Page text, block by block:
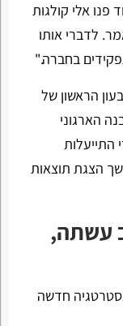
אלי קולגות
לדברי אותו
בחברה."
הראשון של
הארגוני
התייעלות
הצגת תוצאות
עשתה,
חדשה